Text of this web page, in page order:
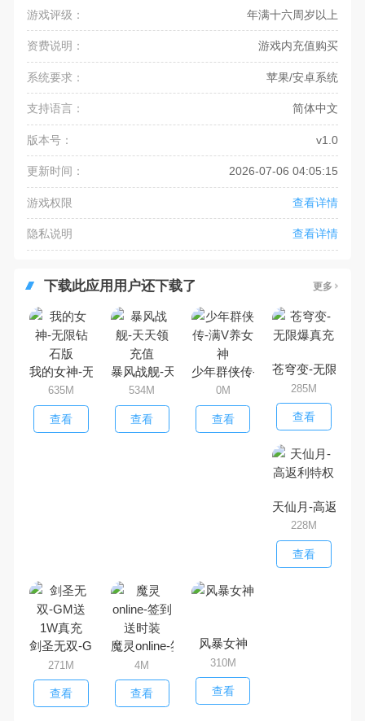
游戏评级： 年满十六周岁以上
资费说明： 游戏内充值购买
系统要求： 苹果/安卓系统
支持语言： 简体中文
版本号： v1.0
更新时间： 2026-07-06 04:05:15
游戏权限 查看详情
隐私说明 查看详情
下载此应用用户还下载了 更多
我的女神-无限钻石版
635M
查看
暴风战舰-天天领充值
534M
查看
少年群侠传-满V养女神
0M
查看
苍穹变-无限爆真
285M
查看
天仙月-高返利特
228M
查看
剑圣无双-GM送1W真充
271M
查看
魔灵online-签到送时装
4M
查看
风暴女神
310M
查看